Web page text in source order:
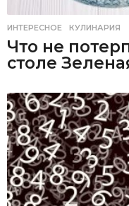
ИНТЕРЕСНОЕ ,КУЛИНАРИЯ
Что не
столе